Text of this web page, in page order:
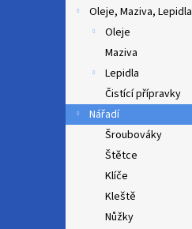
Oleje, Maziva, Lepidla
Oleje
Maziva
Lepidla
Čistící přípravky
Nářadí
Šroubováky
Štětce
Klíče
Kleště
Nůžky